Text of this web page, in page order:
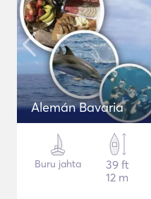
Alemán Bavaria
Buru jahta
39 ft
12 m